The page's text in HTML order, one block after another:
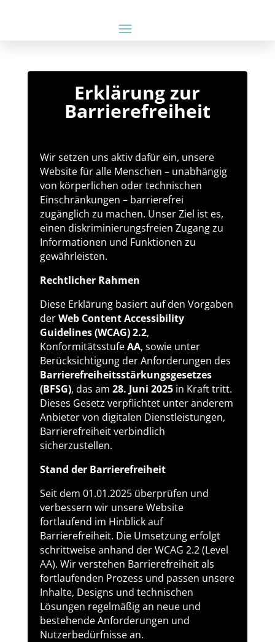
Erklärung zur
Barrierefreiheit
Wir setzen uns aktiv dafür ein, unsere
Website für alle Menschen – unabhängig
von körperlichen oder technischen
Einschränkungen – barrierefrei
zugänglich zu machen. Unser Ziel ist es,
einen diskriminierungsfreien Zugang zu
Informationen und Funktionen zu
gewährleisten.
Rechtlicher Rahmen
Diese Erklärung basiert auf den Vorgaben
derWeb Content Accessibility
Guidelines (WCAG) 2.2,
KonformitätsstufeAA, sowie unter
Berücksichtigung der Anforderungen des
Barrierefreiheitsstärkungsgesetzes
(BFSG), das am 28. Juni 2025in Kraft tritt.
Dieses Gesetz verpflichtet unter anderem
Anbieter von digitalen Dienstleistungen,
Barrierefreiheit verbindlich
sicherzustellen.
Stand der Barrierefreiheit
Seit dem 01.01.2025 überprüfen und
verbessern wir unsere Website
fortlaufend im Hinblick auf
Barrierefreiheit. Die Umsetzung erfolgt
schrittweise anhand der WCAG 2.2 (Level
AA). Wir verstehen Barrierefreiheit als
fortlaufenden Prozess und passen unsere
Inhalte, Designs und technischen
Lösungen regelmäßig an neue und
bestehende Anforderungen und
Nutzerbedürfnisse an.